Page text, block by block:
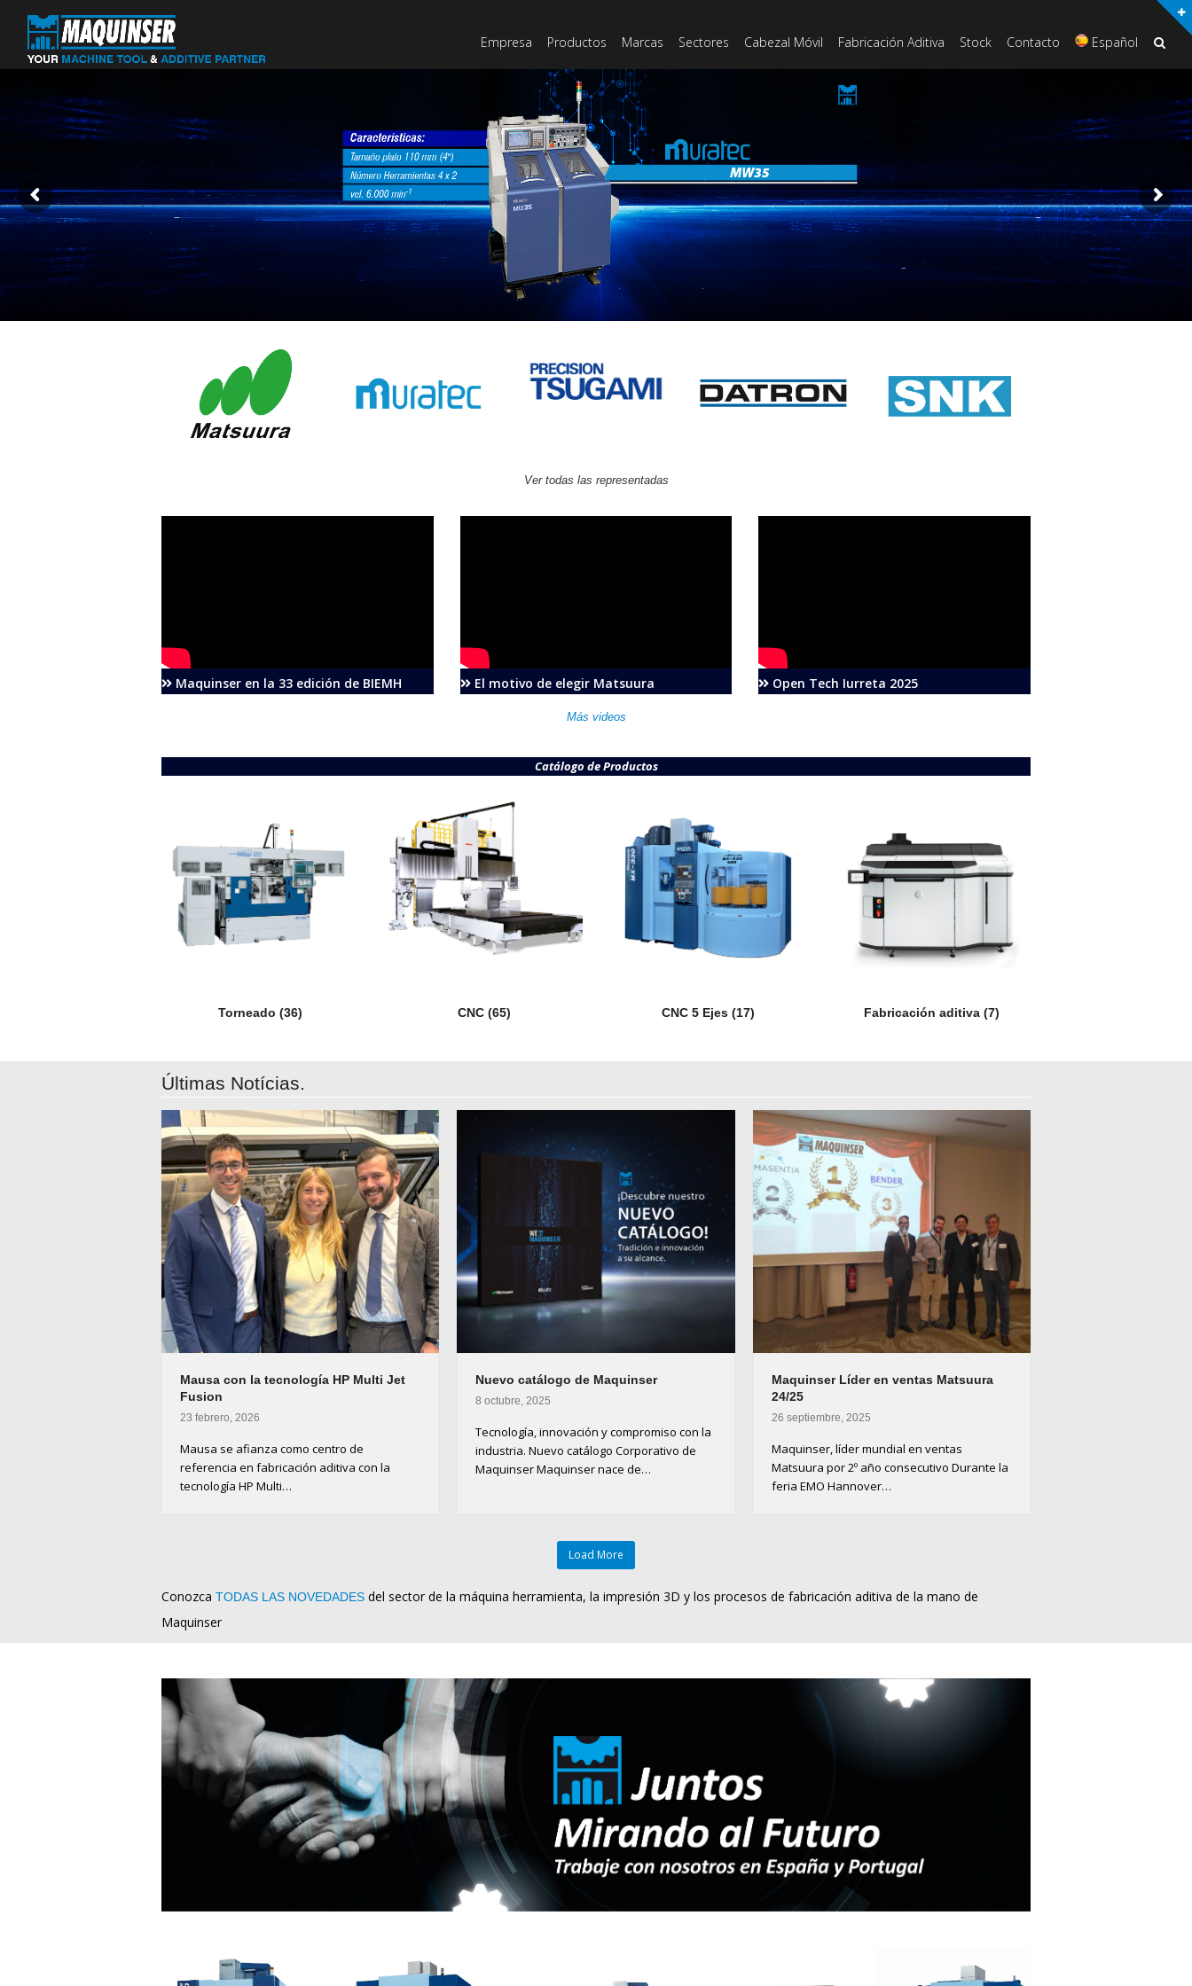
Empresa Productos Marcas Sectores Cabezal Móvil Fabricación Aditiva Stock Contacto Español
Ver todas las representadas
Maquinser en la 33 edición de BIEMH El motivo de elegir Matsuura Open Tech Iurreta 2025
Más videos
Catálogo de Productos
Torneado (36) CNC (65) CNC 5 Ejes (17) Fabricación aditiva(7)
Últimas Notícias.
Mausa con la tecnología HP Multi Jet
Fusion
23 febrero, 2026
Mausa se afianza como centro de
referencia en fabricación aditiva con la
tecnología HP Multi…
Nuevo catálogo de Maquinser
8 octubre, 2025
Tecnología, innovación y compromiso con la
industria. Nuevo catálogo Corporativo de
Maquinser Maquinser nace de…
Maquinser Líder en ventas Matsuura
24/25
26 septiembre, 2025
Maquinser, líder mundial en ventas
Matsuura por 2º año consecutivo Durante la
feria EMO Hannover…
Load More
Conozca TODAS LAS NOVEDADES del sector de la máquina herramienta, la impresión 3D y los procesos de fabricación aditiva de la mano de
Maquinser